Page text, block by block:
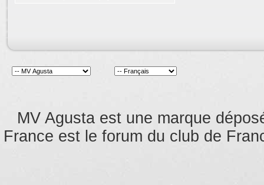
MV Agusta est une marque
France est le forum du club de